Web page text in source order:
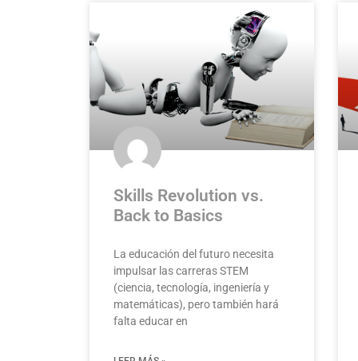
Skills Revolution vs.
Back to Basics
La educación del futuro necesita
impulsar las carreras STEM
(ciencia, tecnología, ingeniería y
matemáticas), pero también hará
falta educar en